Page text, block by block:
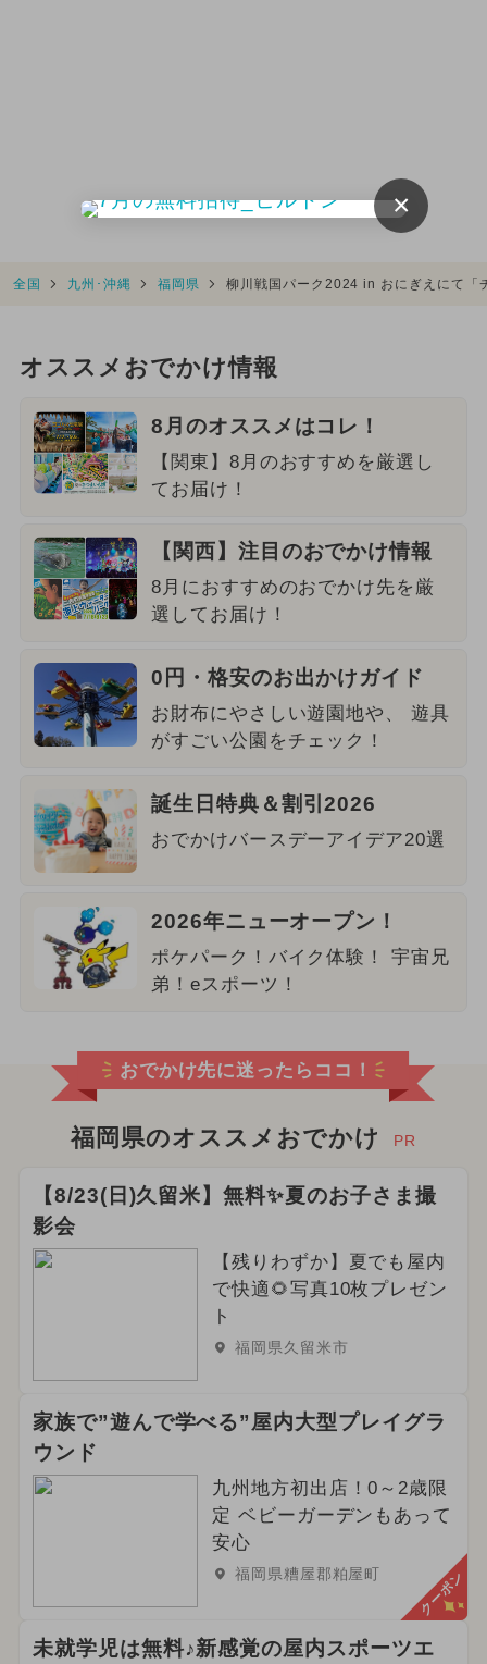
全国 九州･沖縄 福岡県 柳川戦国パーク2024 in おにぎえにて
オススメおでかけ情報
8月のオススメはコレ！
【関東】8月のおすすめを厳選し
てお届け！
【関西】注目のおでかけ情報
8月におすすめのおでかけ先を厳
選してお届け！
0円・格安のお出かけガイド
お財布にやさしい遊園地や、 遊具
がすごい公園をチェック！
誕生日特典＆割引2026
おでかけバースデーアイデア20選
2026年ニューオープン！
ポケパーク！バイク体験！ 宇宙兄
弟！eスポーツ！
おでかけ先に迷ったらココ！
福岡県のオススメおでかけ PR
【8/23(日)久留米】無料✨夏のお子さま撮
影会
【残りわずか】夏でも屋内
で快適🌻写真10枚プレゼン
ト
福岡県久留米市
家族で”遊んで学べる”屋内大型プレイグラ
ウンド
九州地方初出店！0～2歳限
定 ベビーガーデンもあって
安心
福岡県糟屋郡粕屋町 クーポン
未就学児は無料♪新感覚の屋内スポーツエ
×